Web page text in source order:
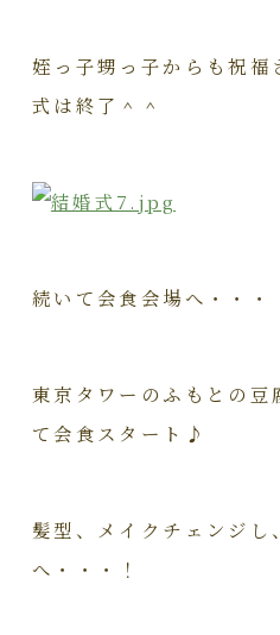
姪っ子甥っ子からも祝福
式は終了＾＾
続いて会食会場へ・・・
東京タワーのふもとの豆
て会食スタート♪
髪型、メイクチェンジし
へ・・・！